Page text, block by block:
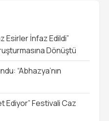
Esirler İnfaz Edildi”
Dönüştü
“Abhazya’nın
Ediyor” Festivali Caz